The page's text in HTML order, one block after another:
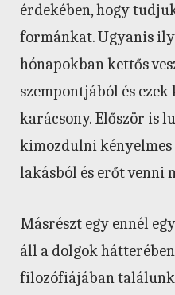
érdekében, hogy
formánkat. Ugyanis
hónapokban kettős
szempontjából és
karácsony. Először is
kimozdulni
lakásból és erőt venni
Másrészt egy ennél
áll a dolgok
filozófiájában találunk